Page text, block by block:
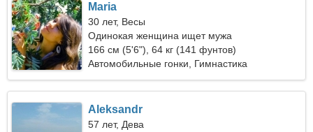
Maria
30 лет, Весы
Одинокая женщина ищет мужа
166 см (5'6"), 64 кг (141 фунтов)
Автомобильные гонки, Гимнастика
Aleksandr
57 лет, Дева